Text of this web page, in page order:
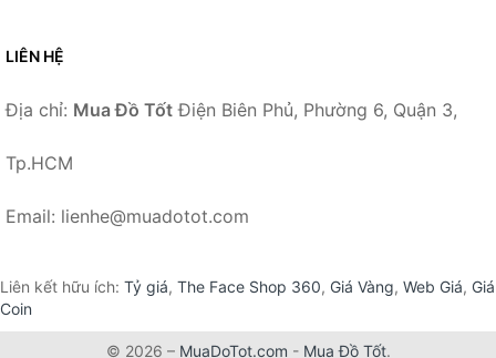
LIÊN HỆ
Địa chỉ: Mua Đồ Tốt Điện Biên Phủ, Phường 6, Quận 3,
Tp.HCM
Email: lienhe@muadotot.com
Liên kết hữu ích: Tỷ giá, The Face Shop 360, Giá Vàng, Web Giá, Giá
Coin
© 2026 – MuaDoTot.com - Mua Đồ Tốt.